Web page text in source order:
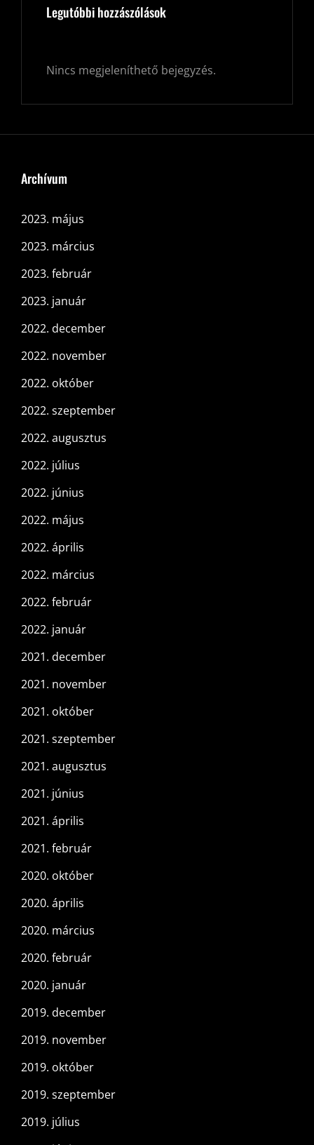
Legutóbbi hozzászólások
Nincs megjeleníthető bejegyzés.
Archívum
2023. május
2023. március
2023. február
2023. január
2022. december
2022. november
2022. október
2022. szeptember
2022. augusztus
2022. július
2022. június
2022. május
2022. április
2022. március
2022. február
2022. január
2021. december
2021. november
2021. október
2021. szeptember
2021. augusztus
2021. június
2021. április
2021. február
2020. október
2020. április
2020. március
2020. február
2020. január
2019. december
2019. november
2019. október
2019. szeptember
2019. július